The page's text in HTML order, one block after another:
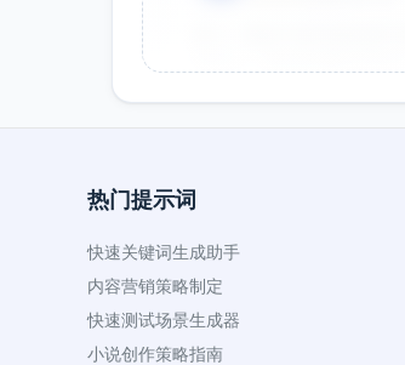
作为设计师，这个提示词帮
创意好
热门提示词
快速关键词生成助手
内容营销策略制定
快速测试场景生成器
小说创作策略指南